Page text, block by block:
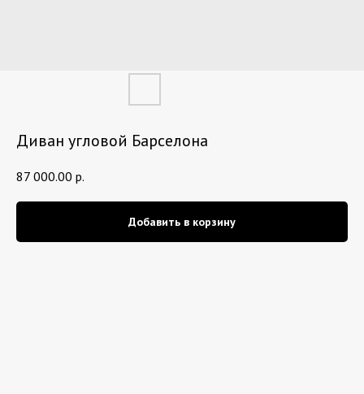
Диван угловой Барселона
87 000.00 р.
Добавить в корзину